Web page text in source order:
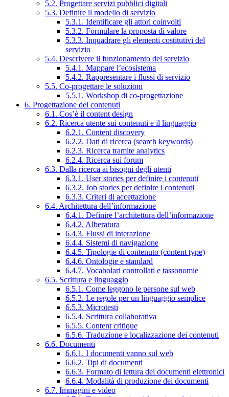
5.2. Progettare servizi pubblici digitali
5.3. Definire il modello di servizio
5.3.1. Identificare gli attori coinvolti
5.3.2. Formulare la proposta di valore
5.3.3. Inquadrare gli elementi costitutivi del
servizio
5.4. Descrivere il funzionamento del servizio
5.4.1. Mappare l’ecosistema
5.4.2. Rappresentare i flussi di servizio
5.5. Co-progettare le soluzioni
5.5.1. Workshop di co-progettazione
6. Progettazione dei contenuti
6.1. Cos’è il content design
6.2. Ricerca utente sui contenuti e il linguaggio
6.2.1. Content discovery
6.2.2. Dati di ricerca (search keywords)
6.2.3. Ricerca tramite analytics
6.2.4. Ricerca sui forum
6.3. Dalla ricerca ai bisogni degli utenti
6.3.1. User stories per definire i contenuti
6.3.2. Job stories per definire i contenuti
6.3.3. Criteri di accettazione
6.4. Architettura dell’informazione
6.4.1. Definire l’architettura dell’informazione
6.4.2. Alberatura
6.4.3. Flussi di interazione
6.4.4. Sistemi di navigazione
6.4.5. Tipologie di contenuto (content type)
6.4.6. Ontologie e standard
6.4.7. Vocabolari controllati e tassonomie
6.5. Scrittura e linguaggio
6.5.1. Come leggono le persone sul web
6.5.2. Le regole per un linguaggio semplice
6.5.3. Microtesti
6.5.4. Scrittura collaborativa
6.5.5. Content critique
6.5.6. Traduzione e localizzazione dei contenuti
6.6. Documenti
6.6.1. I documenti vanno sul web
6.6.2. Tipi di documenti
6.6.3. Formato di lettura dei documenti elettronici
6.6.4. Modalità di produzione dei documenti
6.7. Immagini e video